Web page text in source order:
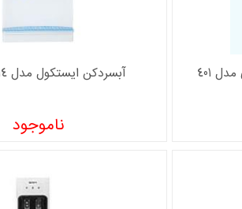
401 آبسردکن ايستکول مدل TM-DW414
ناموجود